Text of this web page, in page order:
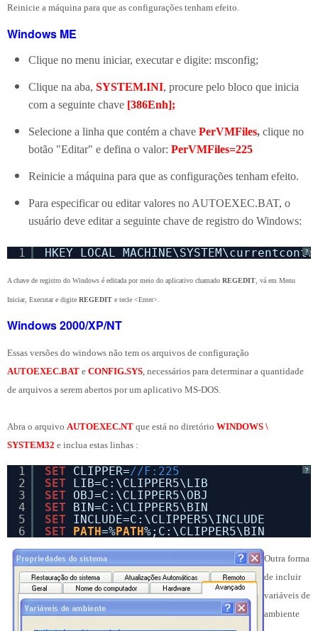
Reinicie a máquina para que as configurações tenham efeito.
Windows ME
Clique no menu iniciar, executar e digite: msconfig;
Clique na aba, SYSTEM.INI, procure pelo bloco que inicia
com a seguinte chave [386Enh];
Selecione a linha que contém a chave PerVMFiles, clique no
botão "Editar" e defina o valor: PerVMFiles=225
Reinicie a máquina para que as configurações tenham efeito.
Para especificar ou editar valores no AUTOEXEC.BAT, o
usuário deve editar a seguinte chave de registro do Windows:
?
1
A chave de registro do Windows é editada por meio do aplicativo chamado REGEDIT , vá em Menu
Iniciar, Executar e digite REGEDIT e tecle <Enter>.
Windows 2000/XP/NT
Essas versões do windows não tem os arquivos de configuração
AUTOEXEC.BAT e CONFIG.SYS, necessários para determinar a quantidade
de arquivos a serem abertos por um aplicativo MS-DOS.
Abra o arquivo AUTOEXEC.NT que está no diretório WINDOWS \
SYSTEM32 e inclua estas linhas :
?
1
2
3
4
5
6
SET CLIPPER=//F:225
SET
LIB=C:\CLIPPER5\LIB
SET
OBJ=C:\CLIPPER5\OBJ
SET
BIN=C:\CLIPPER5\BIN
SET
INCLUDE=C:\CLIPPER5\INCLUDE
SET
PATH=%PATH%;C:\CLIPPER5\BIN
Outra forma
de incluir
variáveis de
ambiente